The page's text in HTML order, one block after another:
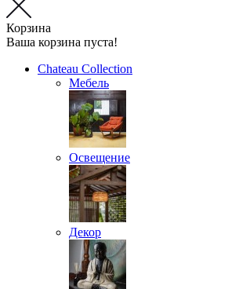
Корзина
Ваша корзина пуста!
Chateau Collection
Мебель
Освещение
Декор